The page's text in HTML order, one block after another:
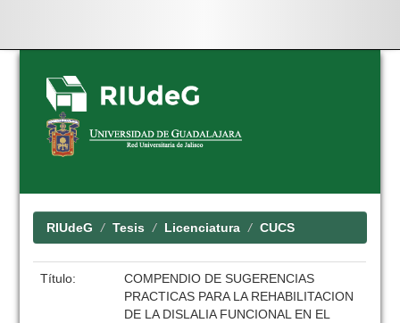
Skip
navigation
RIUdeG Tesis Licenciatura CUCS
Título:
COMPENDIO DE SUGERENCIAS
PRACTICAS PARA LA REHABILITACION
DE LA DISLALIA FUNCIONAL EN EL